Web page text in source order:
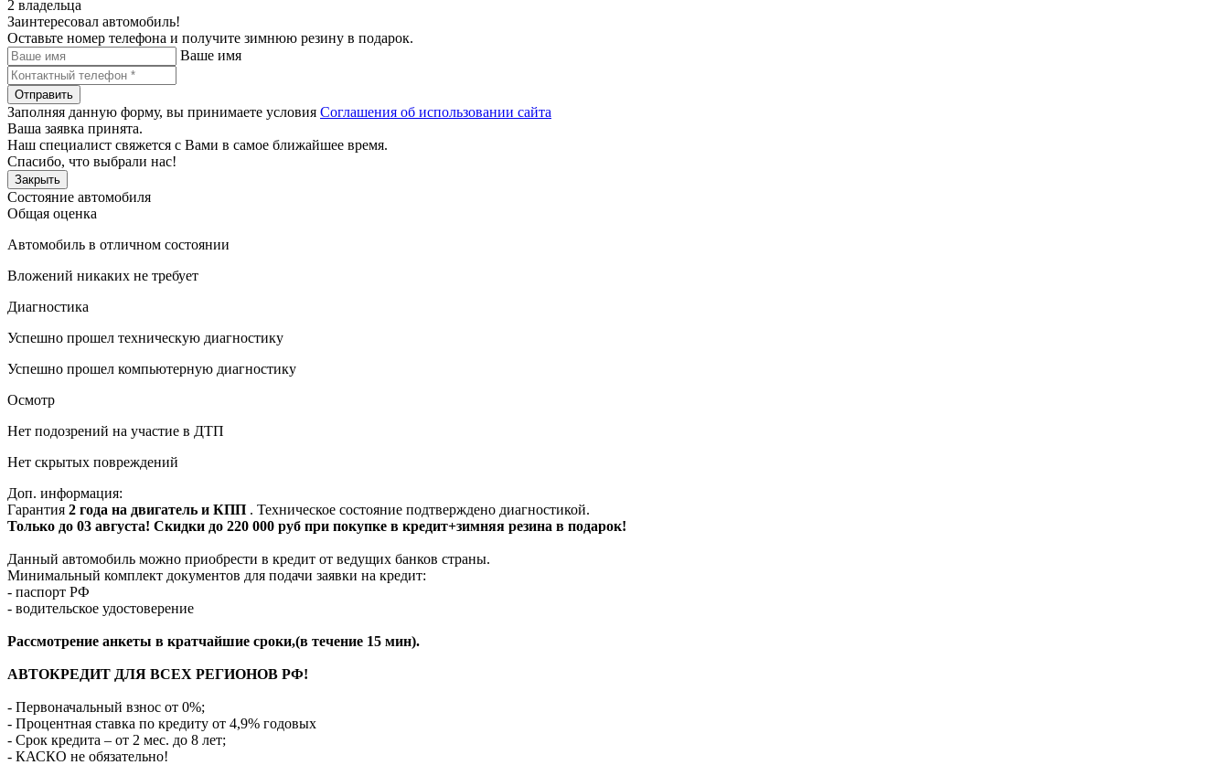
2 владельца
Заинтересовал автомобиль!
Оставьте номер телефона и получите зимнюю резину в подарок.
Ваше имя
Отправить
Заполняя данную форму, вы принимаете условия Соглашения об использовании сайта
Ваша заявка принята.
Наш специалист свяжется с Вами в самое ближайшее время.
Спасибо, что выбрали нас!
Закрыть
Состояние автомобиля
Общая оценка
Автомобиль в отличном состоянии
Вложений никаких не требует
Диагностика
Успешно прошел техническую диагностику
Успешно прошел компьютерную диагностику
Осмотр
Нет подозрений на участие в ДТП
Нет скрытых повреждений
Доп. информация:
Гарантия 2 года на двигатель и КПП . Техническое состояние подтверждено диагностикой.
Только до 03 августа! Скидки до 220 000 руб при покупке в кредит+зимняя резина в подарок!
Данный автомобиль можно приобрести в кредит от ведущих банков страны.
Минимальный комплект документов для подачи заявки на кредит:
- паспорт РФ
- водительское удостоверение
Рассмотрение анкеты в кратчайшие сроки,(в течение 15 мин).
АВТОКРЕДИТ ДЛЯ ВСЕХ РЕГИОНОВ РФ!
- Первоначальный взнос от 0%;
- Процентная ставка по кредиту от 4,9% годовых
- Срок кредита – от 2 мес. до 8 лет;
- КАСКО не обязательно!